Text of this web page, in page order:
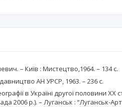
– Київ : Мистецтво,1964. – 134 с.
АН УРСР, 1963. – 236 с.
в Україні другої половини
2006 р.). – Луганськ : “Луганськ-